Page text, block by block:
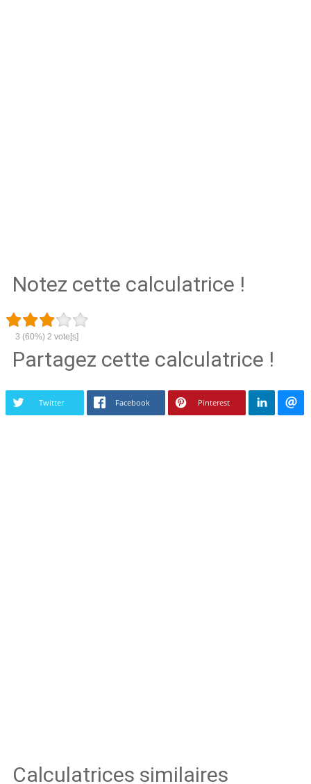
Notez cette calculatrice !
3 (60%) 2 vote[s]
Partagez cette calculatrice !
Twitter Facebook Pinterest
Calculatrices similaires